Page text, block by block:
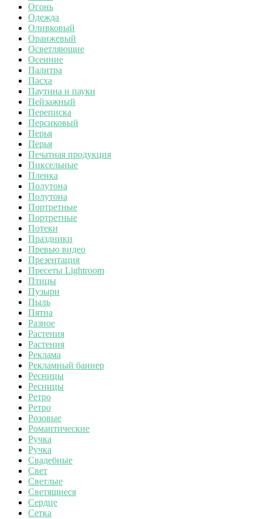
Огонь
Одежда
Оливковый
Оранжевый
Осветляющие
Осенние
Палитра
Пасха
Паутина и пауки
Пейзажный
Переписка
Персиковый
Перья
Перья
Печатная продукция
Пиксельные
Пленка
Полутона
Полутона
Портретные
Портретные
Потеки
Праздники
Превью видео
Презентация
Пресеты Lightroom
Птицы
Пузыри
Пыль
Пятна
Разное
Растения
Растения
Реклама
Рекламный баннер
Ресницы
Ресницы
Ретро
Ретро
Розовые
Романтические
Ручка
Ручка
Свадебные
Свет
Светлые
Светящиеся
Сердце
Сетка